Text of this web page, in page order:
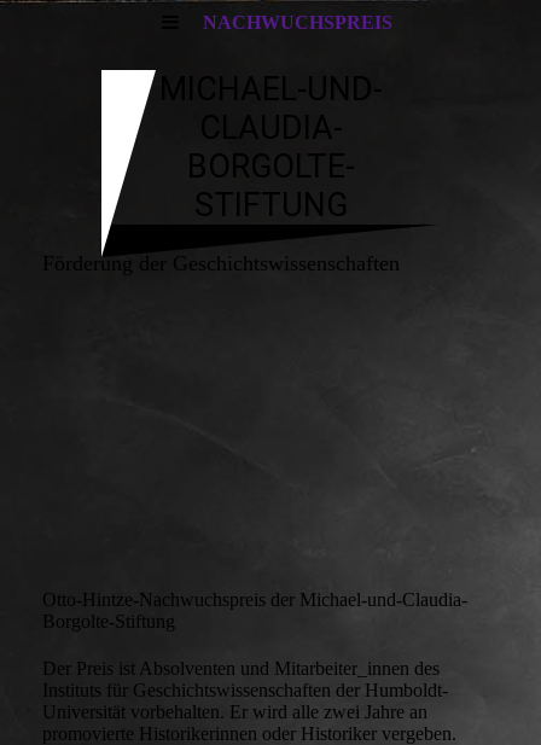
NACHWUCHSPREIS
BORGOLTE-
STIFTUNG
Förderung der Geschichtswissenschaften
Otto-Hintze-Nachwuchspreis der Michael-und-Claudia-
Borgolte-Stiftung
Der Preis ist Absolventen und Mitarbeiter_innen des
Instituts für Geschichtswissenschaften der Humboldt-
Universität vorbehalten. Er wird alle zwei Jahre an
promovierte Historikerinnen oder Historiker vergeben.